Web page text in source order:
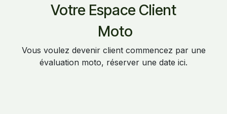
Votre Espace Client
Moto
Vous voulez devenir client commencez par une
évaluation moto, réserver une date ici.